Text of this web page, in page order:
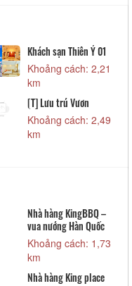
Khách sạn Thiên Ý 01
Khoảng cách: 2,21
km
[T] Lưu trú Vươn
Khoảng cách: 2,49
km
Nhà hàng KingBBQ –
vua nướng Hàn Quốc
Khoảng cách: 1,73
km
Nhà hàng King place